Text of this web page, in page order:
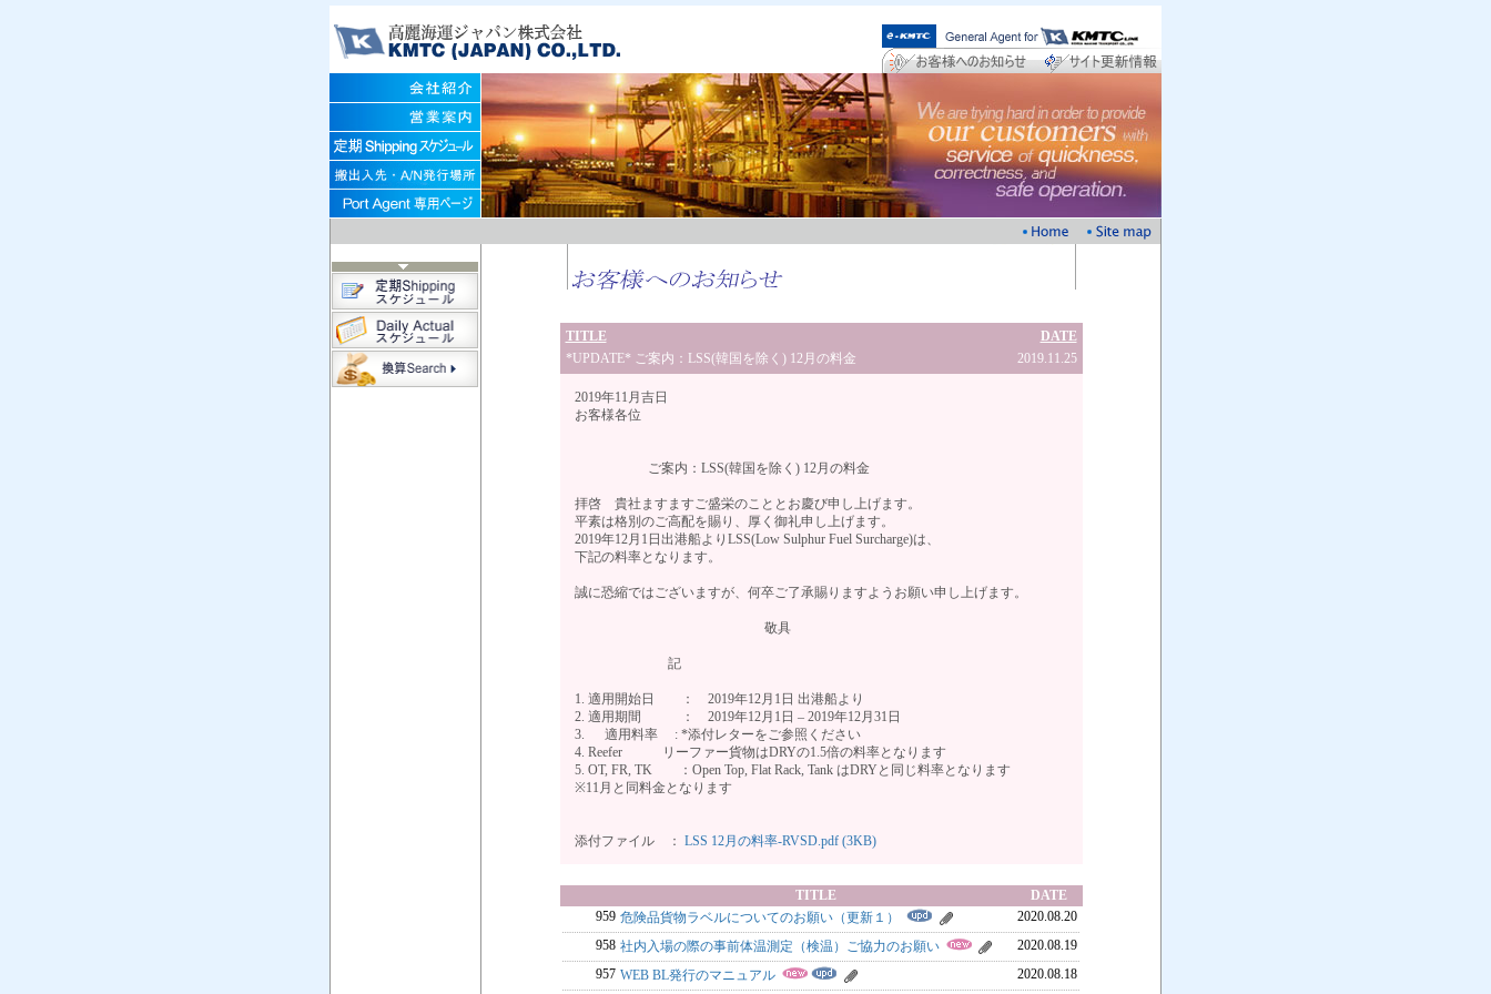
TITLE
DATE
*UPDATE* ご案内：LSS(韓国を除く) 12月の料金
2019.11.25
2019年11月吉日
お客様各位
ご案内：LSS(韓国を除く) 12月の料金
拝啓 貴社ますますご盛栄のこととお慶び申し上げます。
平素は格別のご高配を賜り、厚く御礼申し上げます。
2019年12月1日出港船よりLSS(Low Sulphur Fuel Surcharge)は、
下記の料率となります。
誠に恐縮ではございますが、何卒ご了承賜りますようお願い申し上げます。
敬具
記
1. 適用開始日 ： 2019年12月1日 出港船より
2. 適用期間 ： 2019年12月1日 – 2019年12月31日
3. 適用料率 : *添付レターをご参照ください
4. Reefer リーファー貨物はDRYの1.5倍の料率となります
5. OT, FR, TK ：Open Top, Flat Rack, Tank はDRYと同じ料率となります
※11月と同料金となります
添付ファイル ： LSS 12月の料率-RVSD.pdf (3KB)
TITLE
DATE
959 危険品貨物ラベルについてのお願い（更新１）
2020.08.20
958 社内入場の際の事前体温測定（検温）ご協力のお願い
2020.08.19
957 WEB BL発行のマニュアル 2020.08.18